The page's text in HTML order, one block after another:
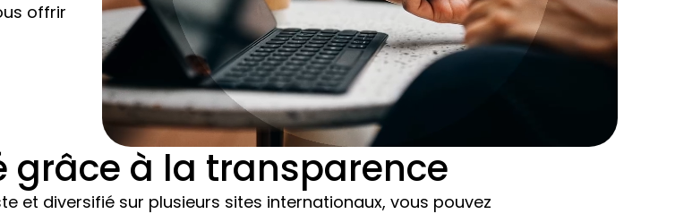
offrir
grâce à la transparence
et diversifié sur plusieurs sites internationaux, vous pouvez